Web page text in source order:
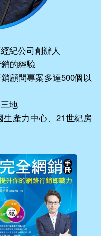
紀公司創辦人
的經驗
顧問專案多達500個以
地
產力中心、21世紀房